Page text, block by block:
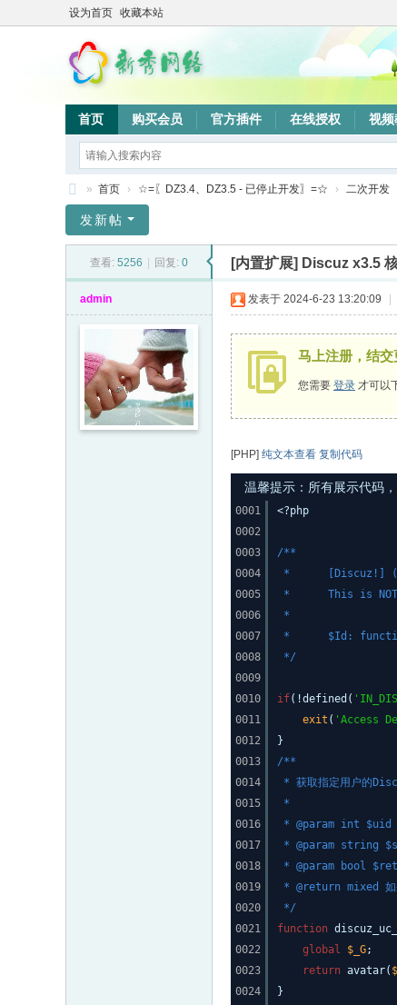
设为首页 收藏本站
首页 购买会员 官方插件 在线授权 视频
秀
» 首页 › ☆=〖DZ3.4、DZ3.5 - 已停止开发〗=☆ › 二次开发
发新帖
查看: 5256 回复: 0 [内置扩展] Discuz x3.5
admin 发表于 2024-6-23 13:20:09
马上注册，结
您需要 登录 才可以
[PHP] 纯文本查看 复制代码
温馨提示：所有展示代码
0001
0002
0003
0004
0005
0006
0007
0008
0009
0010
0011
0012
0013
0014
0015
0016
0017
0018
0019
0020
0021
0022
0023
0024
<?php
/**
* [Discuz!]
* This is NOT a
*
* $Id:
*/
if(!defined(
exit ( 'Access
}
/**
* 获取指定用户的
*
* @param int $uid
* @param string
* @param bool
* @return mixed 如
*/
function
global
$_G;
return avatar(
}